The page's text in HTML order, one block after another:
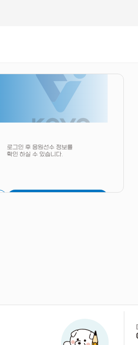
로그인 후 응원선수 정보를
확인 하실 수 있습니다.
[